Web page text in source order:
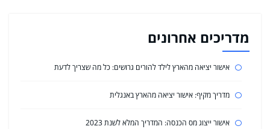
מדריכים אחרונים
אישור יציאה מהארץ לילד להורים גרושים: כל מה שצריך לדעת
מדריך מקיף: אישור יציאה מהארץ באנגלית
אישור ייצוג מס הכנסה: המדריך המלא לשנת 2023